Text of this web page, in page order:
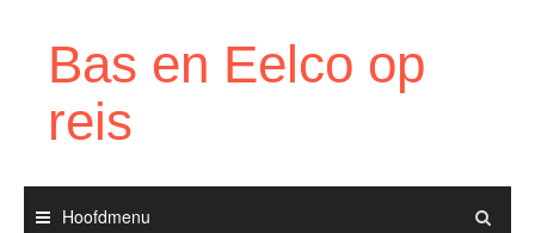
Bas en Eelco op
reis
Hoofdmenu